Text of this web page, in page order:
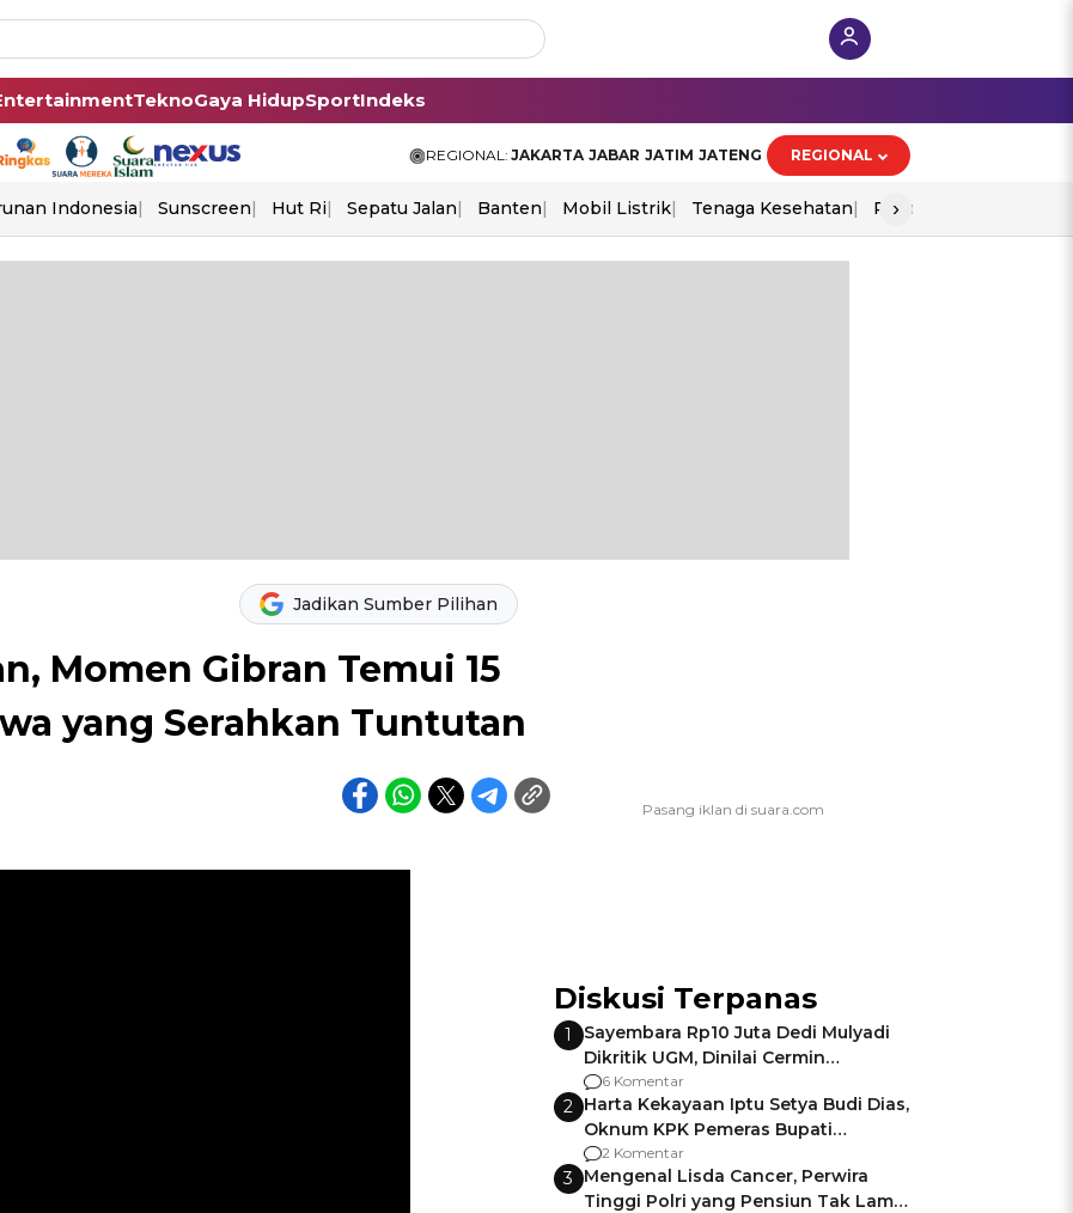
TeknoGaya HidupSportIndeks
REGIONAL: JAKARTA JABAR JATIM JATENG REGIONAL
Indonesia Sunscreen Hut Ri Sepatu Jalan Banten Mobil Listrik Tenaga Kesehatan Piala Aff 2026
›
Jadikan Sumber Pilihan
Momen Gibran Temui 15
yang Serahkan Tuntutan
Diskusi Terpanas
1
Sayembara Rp10 Juta Dedi Mulyadi
Dikritik UGM, Dinilai Cermin
Gagalnya Negara Jamin Keamanan
6 Komentar
2 Harta Kekayaan Iptu Setya Budi Dias,
Oknum KPK Pemeras Bupati
Pemalang
2 Komentar
3 Mengenal Lisda Cancer, Perwira
Tinggi Polri yang Pensiun Tak Lama